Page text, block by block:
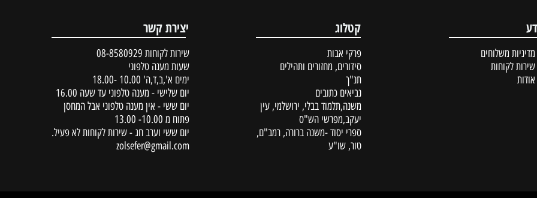
קטלוג
פרקי אבות
סידורים, מחזורים ותהילים
תנ"ך
נביאים כתובים
משנה,תלמוד בבלי, ירושלמי, עין
יצירת קשר
שירות לקוחות 08-8580929
שעות מענה טלפוני
ימים א',ב,ד,ה' 10.00 -18.00
יום שלישי - מענה טלפוני עד שעה 16.00
יום ששי - אין מענה טלפוני אבל המחסן